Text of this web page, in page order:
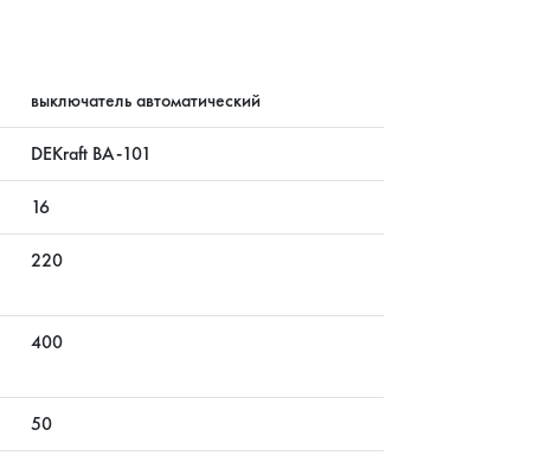
выключатель автоматический
DEKraft ВА-101
16
220
400
50